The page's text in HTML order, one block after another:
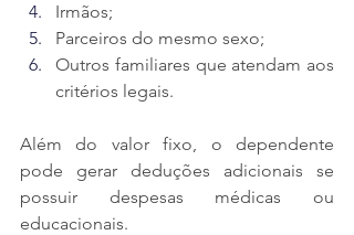
Irmãos;
Parceiros do mesmo sexo;
Outros familiares que atendam aos
critérios legais.
Além do valor fixo, o dependente
pode gerar deduções adicionais se
possuir despesas médicas ou
educacionais.